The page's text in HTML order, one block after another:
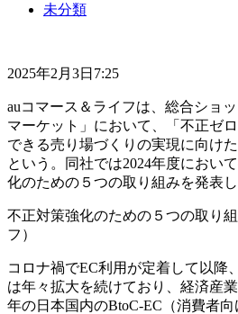
未分類
2025年2月3日7:25
auコマース＆ライフは、総合ショ
マーケット」において、「不正ゼ
できる売り場づくりの実現に向け
という。同社では2024年度におい
化のための５つの取り組みを発表し
不正対策強化のための５つの取り
フ）
コロナ禍でEC利用が定着して以降
は年々拡大を続けており、経済産
年の日本国内のBtoC-EC（消費者